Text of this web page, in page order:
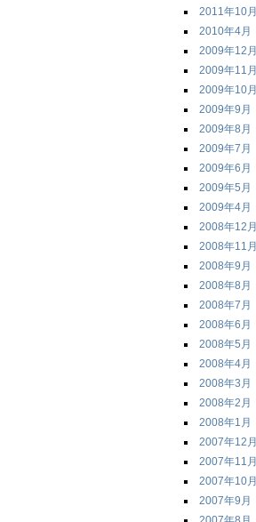
2011年10月
2010年4月
2009年12月
2009年11月
2009年10月
2009年9月
2009年8月
2009年7月
2009年6月
2009年5月
2009年4月
2008年12月
2008年11月
2008年9月
2008年8月
2008年7月
2008年6月
2008年5月
2008年4月
2008年3月
2008年2月
2008年1月
2007年12月
2007年11月
2007年10月
2007年9月